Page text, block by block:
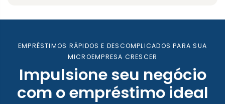
EMPRÉSTIMOS RÁPIDOS E DESCOMPLICADOS PARA SUA
MICROEMPRESA CRESCER
Impulsione seu negócio
com o empréstimo ideal